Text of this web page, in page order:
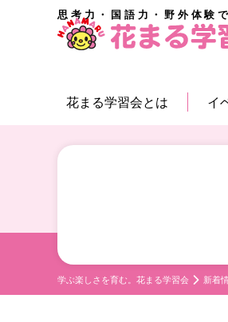
思考力・国語力・野外体験
花まる学習会とは イ
学ぶ楽しさを育む。花まる学習会 新着